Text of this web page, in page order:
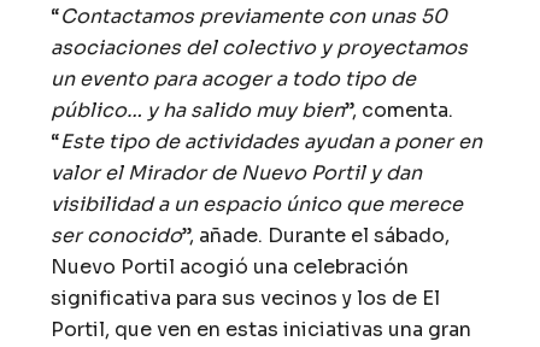
“Contactamos previamente con unas 50
asociaciones del colectivo y proyectamos
un evento para acoger a todo tipo de
público… y ha salido muy bien”, comenta.
“Este tipo de actividades ayudan a poner en
valor el Mirador de Nuevo Portil y dan
visibilidad a un espacio único que merece
ser conocido”, añade. Durante el sábado,
Nuevo Portil acogió una celebración
significativa para sus vecinos y los de El
Portil, que ven en estas iniciativas una gran